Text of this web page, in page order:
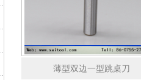
薄型双边一型跳桌刀